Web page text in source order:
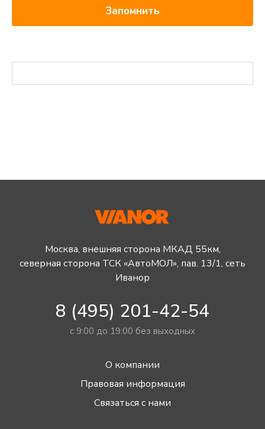
Запомнить
Москва, внешняя сторона МКАД 55км,
северная сторона ТСК «АвтоМОЛ», пав. 13/1, сеть
Иванор
8 (495) 201-42-54
с 9:00 до 19:00 без выходных
О компании
Правовая информация
Связаться с нами